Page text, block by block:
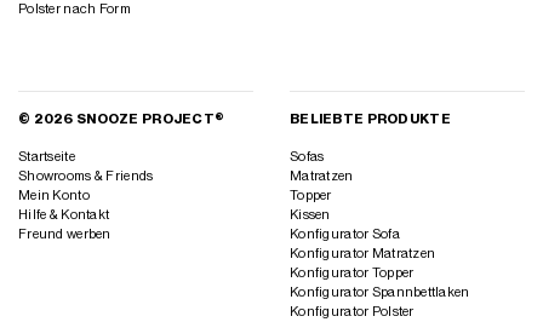
Polster nach Form
© 2026 SNOOZE PROJECT®
Startseite
Showrooms & Friends
Mein Konto
Hilfe & Kontakt
Freund werben
BELIEBTE PRODUKTE
Sofas
Matratzen
Topper
Kissen
Konfigurator Sofa
Konfigurator Matratzen
Konfigurator Topper
Konfigurator Spannbettlaken
Konfigurator Polster